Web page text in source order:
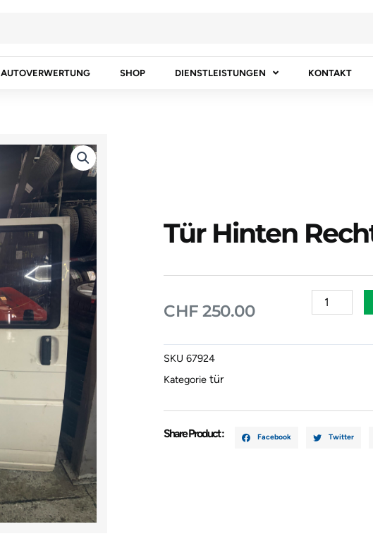
AUTOVERWERTUNG SHOP DIENSTLEISTUNGEN KONTAKT
Tür Hinten
CHF 250.00
Tür
Hinten
VW
SKU67924
Kategorie tür
Share Product : Facebook Twitter